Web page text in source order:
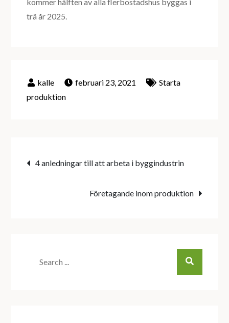
trä år 2025.
februari 23, 2021
Starta
produktion
Inläggsnavigering
4 anledningar till att arbeta i byggindustrin
Företagande inom produktion